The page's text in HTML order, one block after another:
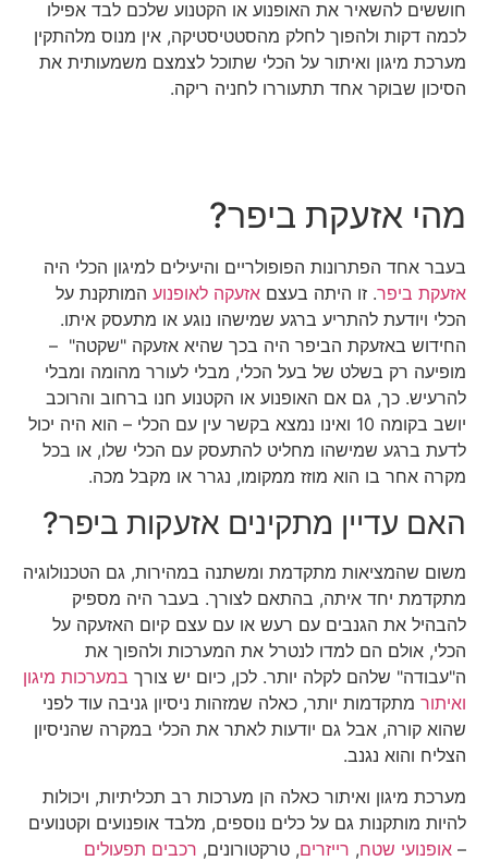
חוששים להשאיר את האופנוע או הקטנוע שלכם לבד אפילו
לכמה דקות ולהפוך לחלק מהסטטיסטיקה, אין מנוס מלהתקין
מערכת מיגון ואיתור על הכלי שתוכל לצמצם משמעותית את
הסיכון שבוקר אחד תתעוררו לחניה ריקה.
מהי אזעקת ביפר?
בעבר אחד הפתרונות הפופולריים והיעילים למיגון הכלי היה
אזעקת ביפר. זו היתה בעצם אזעקה לאופנוע המותקנת על
הכלי ויודעת להתריע ברגע שמישהו נוגע או מתעסק איתו.
החידוש באזעקת הביפר היה בכך שהיא אזעקה "שקטה" –
מופיעה רק בשלט של בעל הכלי, מבלי לעורר מהומה ומבלי
להרעיש. כך, גם אם האופנוע או הקטנוע חנו ברחוב והרוכב
יושב בקומה 10 ואינו נמצא בקשר עין עם הכלי – הוא היה יכול
לדעת ברגע שמישהו מחליט להתעסק עם הכלי שלו, או בכל
מקרה אחר בו הוא מוזז ממקומו, נגרר או מקבל מכה.
האם עדיין מתקינים אזעקות ביפר?
משום שהמציאות מתקדמת ומשתנה במהירות, גם הטכנולוגיה
מתקדמת יחד איתה, בהתאם לצורך. בעבר היה מספיק
להבהיל את הגנבים עם רעש או עם עצם קיום האזעקה על
הכלי, אולם הם למדו לנטרל את המערכות ולהפוך את
ה"עבודה" שלהם לקלה יותר. לכן, כיום יש צורך במערכות מיגון
ואיתור מתקדמות יותר, כאלה שמזהות ניסיון גניבה עוד לפני
שהוא קורה, אבל גם יודעות לאתר את הכלי במקרה שהניסיון
הצליח והוא נגנב.
מערכת מיגון ואיתור כאלה הן מערכות רב תכליתיות, ויכולות
להיות מותקנות גם על כלים נוספים, מלבד אופנועים וקטנועים
– אופנועי שטח, רייזרים, טרקטורונים, רכבים תפעולים